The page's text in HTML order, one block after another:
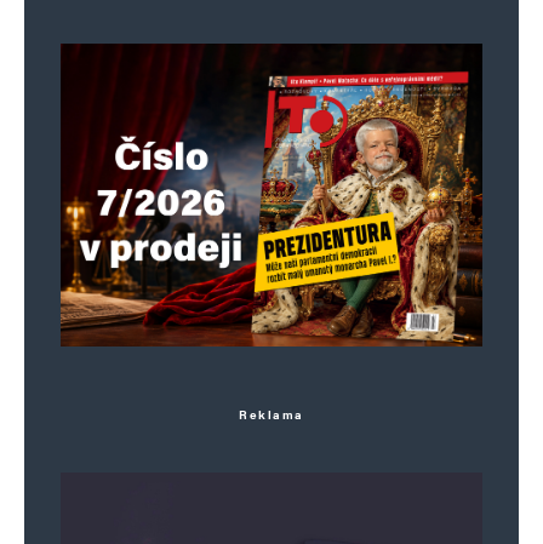
Uložit do prohlížeče jméno, e-mail a webovou stránku pro budoucí
Informujte mě o nových komentářích e-mailem.
Informujte mě o nových příspěvcích e-mailem.
Alternative:
Reklama